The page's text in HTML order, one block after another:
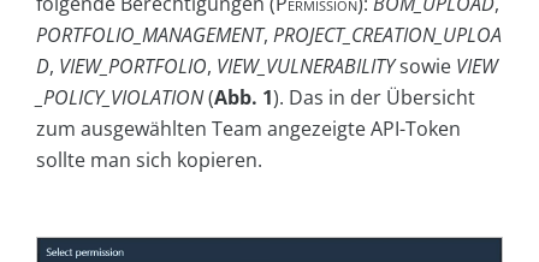
PORTFOLIO_MANAGEMENT, PROJECT_CREATION_UPLOA
D, VIEW_PORTFOLIO, VIEW_VULNERABILITYsowie VIEW
_POLICY_VIOLATION(Abb. 1). Das in der Übersicht
zum ausgewählten Team angezeigte API-Token
sollte man sich kopieren.